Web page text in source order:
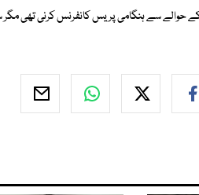
حوالے سے ہنگامی پریس کانفرنس کرنی تھی